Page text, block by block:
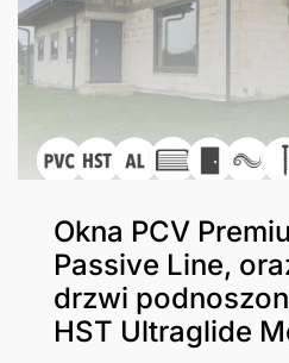
Okna PCV
Passive Line,
drzwi
HST Ultraglide